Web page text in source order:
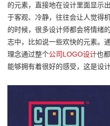
的元素，直接地在设计里面显示
于客观、冷静，往往会让人觉得
的时候，很多设计师都会将情绪
志中，比如说一些欢快的元素。
理念通过整个公司LOGO设计也
能够拥有着很好的感受，这是设